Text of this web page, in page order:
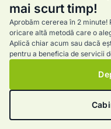
mai scurt timp!
Aprobăm cererea în 2 minute!
oricare altă metodă care o
Aplică chiar acum sau dacă
pentru a beneficia de servicii